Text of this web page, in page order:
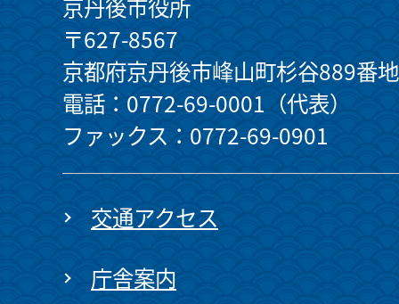
京丹後市役所
〒627-8567
京都府京丹後市峰山町杉谷889番地
電話：0772-69-0001（代表）
ファックス：0772-69-0901
交通アクセス
庁舎案内